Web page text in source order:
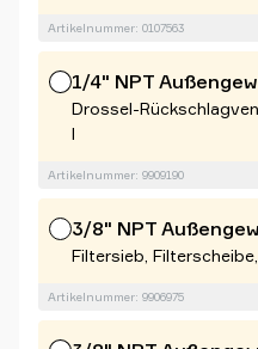
Artikelnummer: 0107563
1/4" NPT
Drossel-
l
Artikelnummer: 9909190
3/8" NPT
Filtersieb,
Artikelnummer: 9906975